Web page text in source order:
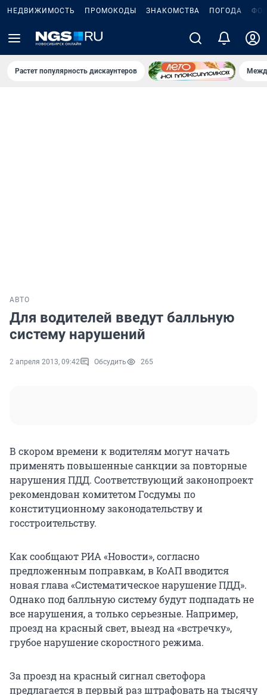
НЕДВИЖИМОСТЬ ПРОМОКОДЫ ЗНАКОМСТВА ПОГОДА
Растет популярность дискаунтеров
АВТО
Для водителей введут балльную
систему нарушений
2 апреля 2013, 09:42 Обсудить 265
В скором времени к водителям могут начать
применять повышенные санкции за повторные
нарушения ПДД. Соответствующий законопроект
рекомендован комитетом Госдумы по
конституционному законодательству и
госстроительству.
Как сообщают РИА «Новости», согласно
предложенным поправкам, в КоАП вводится
новая глава «Систематическое нарушение ПДД».
Однако под балльную систему будут подпадать не
все нарушения, а только серьезные. Например,
проезд на красный свет, выезд на «встречку»,
грубое нарушение скоростного режима.
За проезд на красный сигнал светофора
предлагается в первый раз штрафовать на тысячу